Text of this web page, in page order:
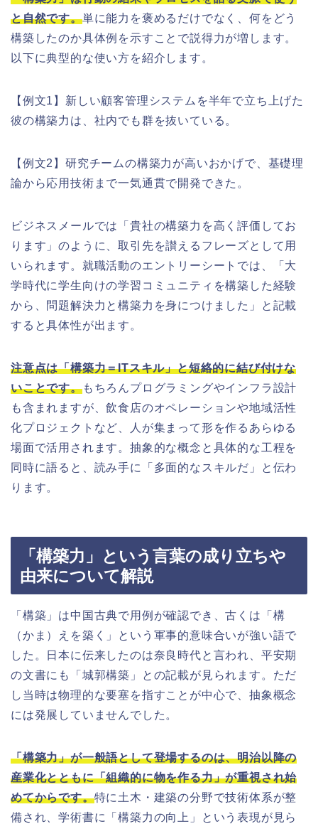
と自然です。単に能力を褒めるだけでなく、何をどう
構築したのか具体例を示すことで説得力が増します。
以下に典型的な使い方を紹介します。
【例文1】新しい顧客管理システムを半年で立ち上げた
彼の構築力は、社内でも群を抜いている。
【例文2】研究チームの構築力が高いおかげで、基礎理
論から応用技術まで一気通貫で開発できた。
ビジネスメールでは「貴社の構築力を高く評価してお
ります」のように、取引先を讃えるフレーズとして用
いられます。就職活動のエントリーシートでは、「大
学時代に学生向けの学習コミュニティを構築した経験
から、問題解決力と構築力を身につけました」と記載
すると具体性が出ます。
注意点は「構築力＝ITスキル」と短絡的に結び付けな
いことです。もちろんプログラミングやインフラ設計
も含まれますが、飲食店のオペレーションや地域活性
化プロジェクトなど、人が集まって形を作るあらゆる
場面で活用されます。抽象的な概念と具体的な工程を
同時に語ると、読み手に「多面的なスキルだ」と伝わ
ります。
「構築力」という言葉の成り立ちや
由来について解説
「構築」は中国古典で用例が確認でき、古くは「構
（かま）えを築く」という軍事的意味合いが強い語で
した。日本に伝来したのは奈良時代と言われ、平安期
の文書にも「城郭構築」との記載が見られます。ただ
し当時は物理的な要塞を指すことが中心で、抽象概念
には発展していませんでした。
「構築力」が一般語として登場するのは、明治以降の
産業化とともに「組織的に物を作る力」が重視され始
めてからです。特に土木・建築の分野で技術体系が整
備され、学術書に「構築力の向上」という表現が見ら